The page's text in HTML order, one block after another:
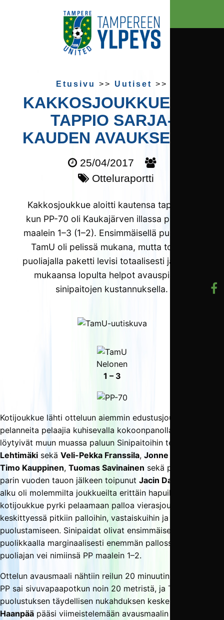
Etusivu >> Uutiset >>
KAKKOSJOUKKUELLE
TAPPIO SARJA­
KAUDEN AVAUKSESTA
25/04/2017
Otteluraportti
Kakkosjoukkue aloitti kautensa tappiolla,
kun PP-70 oli Kaukajärven illassa parempi
maalein 1–3 (1–2). Ensimmäisellä puoliajalla
TamU oli pelissä mukana, mutta toisella
puoliajalla paketti levisi totaalisesti ja PP sai
mukaansa lopulta helpot avauspisteet
sinipaitojen kustannuksella.
Nelonen
1 – 3
Kotijoukkue lähti otteluun aiemmin edustusjoukkueessa
pelanneita pelaajia kuhisevalla kokoonpanolla, josta
löytyivät muun muassa paluun Sinipaitoihin tehnyt
Lehtimäki sekä Veli-Pekka Franssila, Jonne Keränen
Timo Kauppinen, Tuomas Savinainen sekä pelikuntoon
parin vuoden tauon jälkeen toipunut Jacin Dakkaki
alku oli molemmilta joukkueilta erittäin hapuilevaa, joskin
kotijoukkue pyrki pelaamaan palloa vierasjoukkueen
keskittyessä pitkiin palloihin, vastaiskuihin ja tiiviiseen
puolustamiseen. Sinipaidat olivat ensimmäisellä
puolikkaalla marginaalisesti enemmän pallossa, mutta
puoliajan vei nimiinsä PP maalein 1–2.
Ottelun avausmaali nähtiin reilun 20 minuutin pelin jälkeen.
PP sai sivuvapaapotkun noin 20 metristä, ja TamU-
puolustuksen täydellisen nukahduksen keskeltä
Haanpää pääsi viimeistelemään avausmaalin matalasta